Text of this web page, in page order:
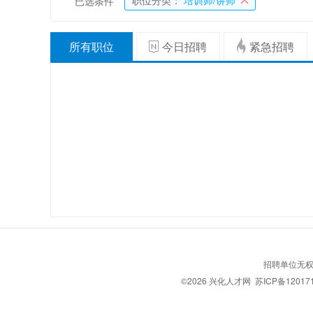
所有职位 今日招聘 紧急招聘
招聘单位无
©2026 兴化人才网 苏ICP备